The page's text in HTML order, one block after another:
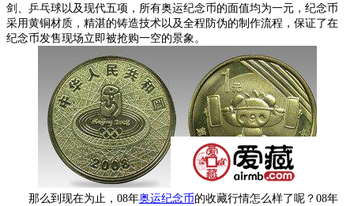
剑、乒乓球以及现代五项，所有奥运纪念币的面值均为一元，纪念币
采用黄铜材质，精湛的铸造技术以及全程防伪的制作流程，保证了在
纪念币发售现场立即被抢购一空的景象。
那么到现在为止，08年奥运纪念币的收藏行情怎么样了呢？08年